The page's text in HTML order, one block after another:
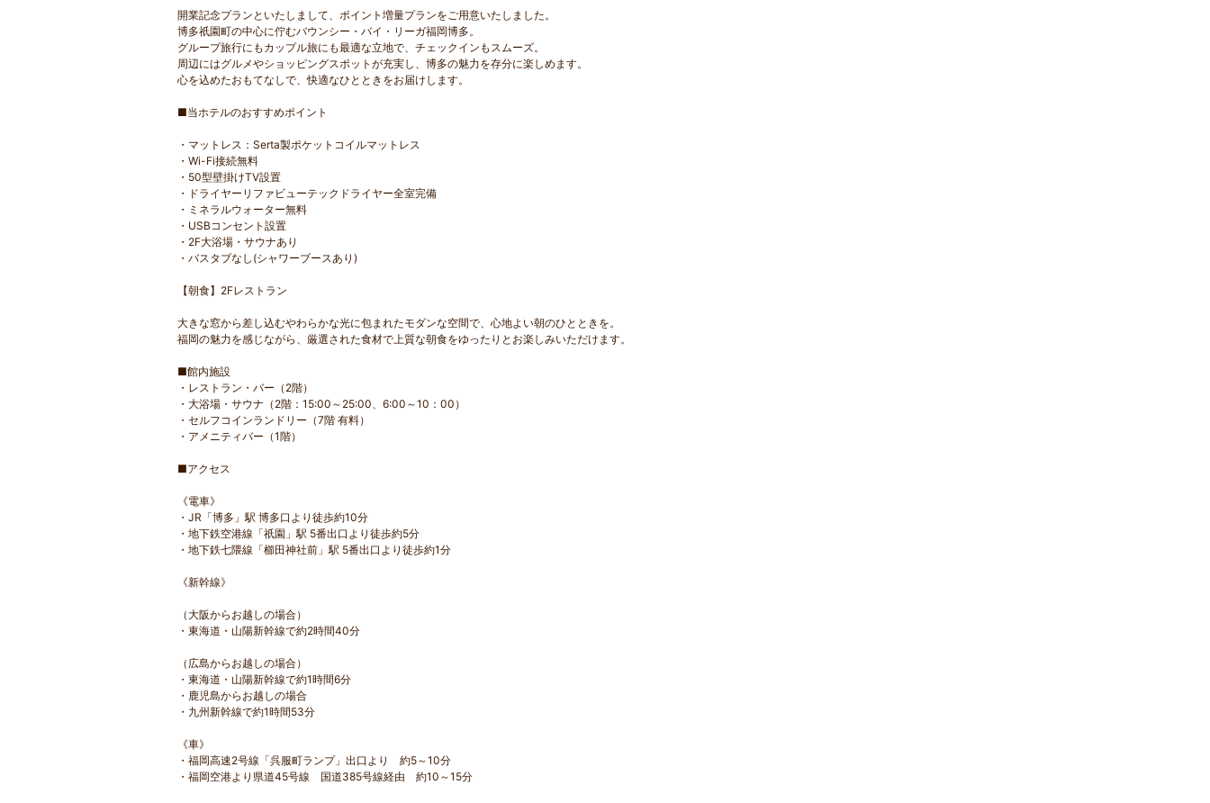
開業記念プランといたしまして、ポイント増量プランをご用意いたしました。
博多祇園町の中心に佇むバウンシー・バイ・リーガ福岡博多。
グループ旅行にもカップル旅にも最適な立地で、チェックインもスムーズ。
周辺にはグルメやショッピングスポットが充実し、博多の魅力を存分に楽しめます。
心を込めたおもてなしで、快適なひとときをお届けします。
■当ホテルのおすすめポイント
・マットレス：Serta製ポケットコイルマットレス
・Wi-Fi接続無料
・50型壁掛けTV設置
・ドライヤーリファビューテックドライヤー全室完備
・ミネラルウォーター無料
・USBコンセント設置
・2F大浴場・サウナあり
・バスタブなし(シャワーブースあり)
【朝食】2Fレストラン
大きな窓から差し込むやわらかな光に包まれたモダンな空間で、心地よい朝のひとときを。
福岡の魅力を感じながら、厳選された食材で上質な朝食をゆったりとお楽しみいただけます。
■館内施設
・レストラン・バー（2階）
・大浴場・サウナ（2階：15:00～25:00、6:00～10：00）
・セルフコインランドリー（7階 有料）
・アメニティバー（1階）
■アクセス
《電車》
・JR「博多」駅 博多口より徒歩約10分
・地下鉄空港線「祇園」駅 5番出口より徒歩約5分
・地下鉄七隈線「櫛田神社前」駅 5番出口より徒歩約1分
《新幹線》
（大阪からお越しの場合）
・東海道・山陽新幹線で約2時間40分
（広島からお越しの場合）
・東海道・山陽新幹線で約1時間6分
・鹿児島からお越しの場合
・九州新幹線で約1時間53分
《車》
・福岡高速2号線「呉服町ランプ」出口より 約5～10分
・福岡空港より県道45号線 国道385号線経由 約10～15分